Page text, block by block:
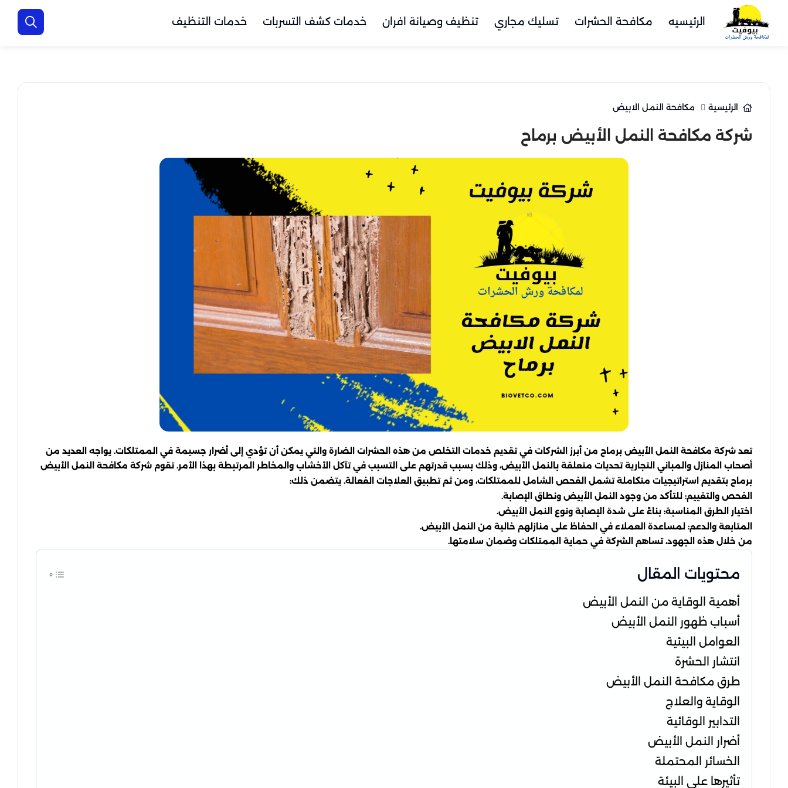
الرئيسيه مكافحة الحشرات تسليك مجاري تنظيف وصيانة افران خدمات كشف التسربات خدمات التنظيف
الرئيسية مكافحة النمل الابيض
شركة مكافحة النمل الأبيض برماح
تعد شركة مكافحة النمل الأبيض برماح من أبرز الشركات في تقديم خدمات التخلص من هذه الحشرات الضارة والتي يمكن أن تؤدي إلى أضرار جسيمة في الممتلكات. يواجه العديد من
أصحاب المنازل والمباني التجارية تحديات متعلقة بالنمل الأبيض، وذلك بسبب قدرتهم على التسبب في تآكل الأخشاب والمخاطر المرتبطة بهذا الأمر. تقوم شركة مكافحة النمل الأبيض
برماح بتقديم استراتيجيات متكاملة تشمل الفحص الشامل للممتلكات، ومن ثم تطبيق العلاجات الفعالة. يتضمن ذلك:
الفحص والتقييم: للتأكد من وجود النمل الأبيض ونطاق الإصابة.
اختيار الطرق المناسبة: بناءً على شدة الإصابة ونوع النمل الأبيض.
المتابعة والدعم: لمساعدة العملاء في الحفاظ على منازلهم خالية من النمل الأبيض.
من خلال هذه الجهود، تساهم الشركة في حماية الممتلكات وضمان سلامتها.
محتويات المقال
أهمية الوقاية من النمل الأبيض
أسباب ظهور النمل الأبيض
العوامل البيئية
انتشار الحشرة
طرق مكافحة النمل الأبيض
الوقاية والعلاج
التدابير الوقائية
أضرار النمل الأبيض
الخسائر المحتملة
تأثيرها على البيئة